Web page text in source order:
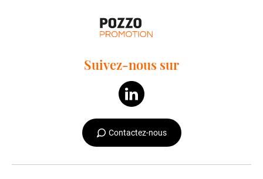
Suivez-nous sur
Contactez-nous